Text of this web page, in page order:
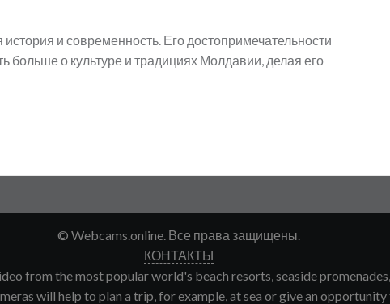
и современность. Его достопримечательности
больше о культуре и традициях Молдавии, делая его
© Webcams.online. Все права защищены.
КОНТАКТЫ
from the most popular world's beach resorts, seaside
will help to plan a trip, for example, at sea or give an